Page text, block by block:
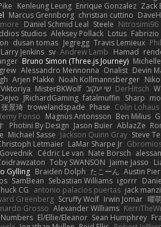
Kenleung Leung Enrique Gonzalez Zack
Marcus Grennborg christian cuttino
Daniel Schmid Leal Steele Nitrosimi96
Studios Aleksey Pollack Lotus
dusan tomas Jegregg Travis Lemieux
Larry Jenkins sv Andrew Lamb Hamad
Bruno Simon (Three.js Journey)
Alessandro Mennonna Onalist Devin
Arjen Plakke Noah Kollmannsberger Niko
Viktoriya MisterBKWolf שי יעקוב DerHitsch
Dejvo JRichardGaming fatalmuffin Sharp
景琦 trowelandspade Phase Colin Lohaus
Ponso Magnús Antonsson Ben Milius
Photini By Design Jason Buier AblazZe
Michael Sasse Jackson Quinn Gray Steve
Letmaier LaMar Sharpe Jr
Cédric Le van Nate Borsch
Toby SWANSON Jaime Jasso
Gylling Braiden Dolph たこーん Austin
SamBean Sebastian Williams igorrr
CG antonio palacios puertas jack manzi
Greenberg Scruffy Wolf Irwin Jomar 曜
Grosso Alexander Williams
El/Ellie/Eleanor Sean Humphrey